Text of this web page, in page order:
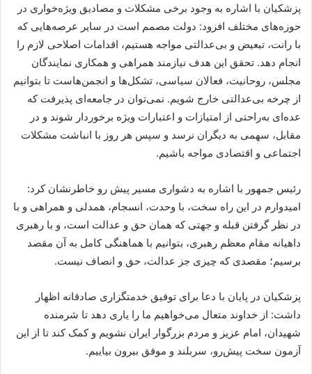
پزشکیان با اشاره به وجود برخی مشکلات و مصادیق ویژه‌خواری در
حوزه‌های مختلف افزود: دولت مصمم است در سایر عرصه‌هایی که
با رانت، تبعیض و بی‌عدالتی مواجه هستیم، اقدامات اصلاحی لازم را
انجام دهد. تحقق این هدف نیازمند همراهی و همکاری نمایندگان
مجلس، روحانیت، فعالان سیاسی، تشکل‌ها و انجمن‌هاست تا بتوانیم
از چرخه بی‌عدالتی خارج شویم. نمی‌توان در جامعه‌ای پذیرفت که
عده‌ای به‌راحتی از امتیازات و اعتبارات ویژه برخوردار شوند و در
مقابل، سهمی به دیگران نرسد و سپس هر روز با انباشت مشکلات
اجتماعی و اقتصادی مواجه باشیم.
رئیس جمهور با اشاره به دشواری مسیر پیش رو خاطرنشان کرد:
امیدوارم در این راه سخت، با وحدت، انسجام، همدلی و همراهی و با
در نظر گرفتن قبله و جهتی که همان حق و عدالت است، و با رهبری
داهیانه مقام معظم رهبری، بتوانیم با هماهنگی کامل به آن مقصد
برسیم؛ مقصدی که چیزی جز عدالت، حق و انصاف نیست.
پزشکیان در پایان با دعا برای توفیق خدمتگزاری صادقانه اظهار
داشت: از خداوند متعال می‌خواهیم ما را یاری دهد تا شرمنده
شهیدان، امام عزیز و مردم بزرگوار ایران نشویم و کمک کند تا از این
آزمون سخت پیش‌رو، سربلند و موفق بیرون بیاییم.